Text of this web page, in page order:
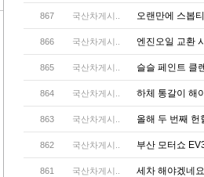
867 국산차게시.. 오랜만에 스봅
866 국산차게시.. 엔진오일 교환
865 국산차게시.. 슬슬 페인트 클
864 국산차게시.. 하체 통갈이 해
863 국산차게시.. 올해 두 번째 헌
862 국산차게시.. 부산 모터쇼
861 국산차게시.. 세차 해야겠네